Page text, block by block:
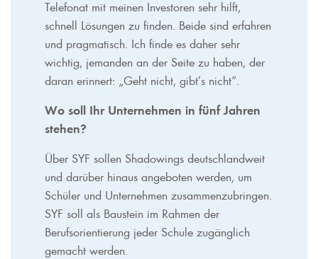
Telefonat mit meinen Investoren sehr hilft,
schnell Lösungen zu finden. Beide sind erfahren
und pragmatisch. Ich finde es daher sehr
wichtig, jemanden an der Seite zu haben, der
daran erinnert: „Geht nicht, gibt’s nicht“.
Wo soll Ihr Unternehmen in fünf Jahren
stehen?
Über SYF sollen Shadowings deutschlandweit
und darüber hinaus angeboten werden, um
Schüler und Unternehmen zusammenzubringen.
SYF soll als Baustein im Rahmen der
Berufsorientierung jeder Schule zugänglich
gemacht werden.